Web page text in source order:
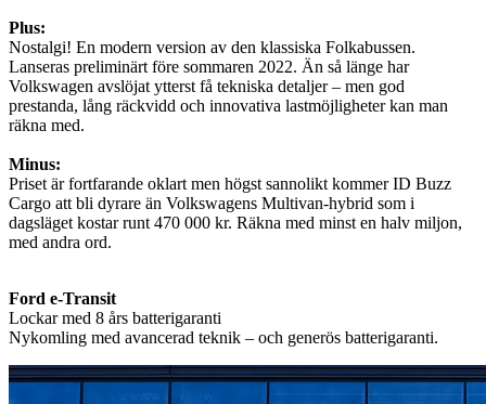
Plus:
Nostalgi! En modern version av den klassiska Folkabussen.
Lanseras preliminärt före sommaren 2022. Än så länge har
Volkswagen avslöjat ytterst få tekniska detaljer – men god
prestanda, lång räckvidd och innovativa lastmöjligheter kan man
räkna med.
Minus:
Priset är fortfarande oklart men högst sannolikt kommer ID Buzz
Cargo att bli dyrare än Volkswagens Multivan-hybrid som i
dagsläget kostar runt 470 000 kr. Räkna med minst en halv miljon,
med andra ord.
Ford e-Transit
Lockar med 8 års batterigaranti
Nykomling med avancerad teknik – och generös batterigaranti.